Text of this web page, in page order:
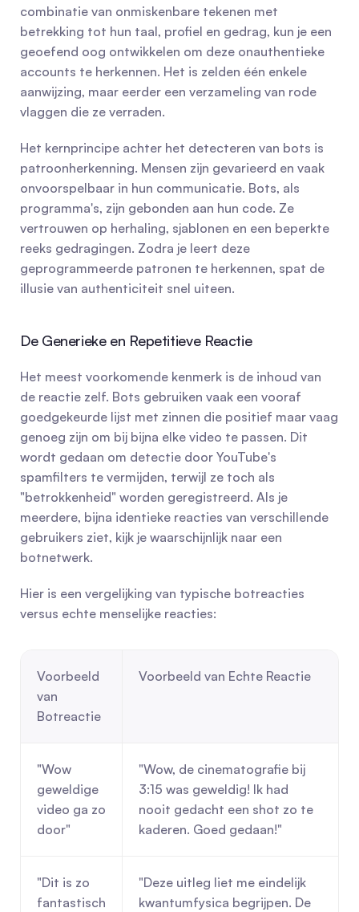
combinatie van onmiskenbare tekenen met
betrekking tot hun taal, profiel en gedrag, kun je een
geoefend oog ontwikkelen om deze onauthentieke
accounts te herkennen. Het is zelden één enkele
aanwijzing, maar eerder een verzameling van rode
vlaggen die ze verraden.
Het kernprincipe achter het detecteren van bots is
patroonherkenning. Mensen zijn gevarieerd en vaak
onvoorspelbaar in hun communicatie. Bots, als
programma's, zijn gebonden aan hun code. Ze
vertrouwen op herhaling, sjablonen en een beperkte
reeks gedragingen. Zodra je leert deze
geprogrammeerde patronen te herkennen, spat de
illusie van authenticiteit snel uiteen.
De Generieke en Repetitieve Reactie
Het meest voorkomende kenmerk is de inhoud van
de reactie zelf. Bots gebruiken vaak een vooraf
goedgekeurde lijst met zinnen die positief maar vaag
genoeg zijn om bij bijna elke video te passen. Dit
wordt gedaan om detectie door YouTube's
spamfilters te vermijden, terwijl ze toch als
"betrokkenheid" worden geregistreerd. Als je
meerdere, bijna identieke reacties van verschillende
gebruikers ziet, kijk je waarschijnlijk naar een
botnetwerk.
Hier is een vergelijking van typische botreacties
versus echte menselijke reacties:
Voorbeeld
van
Botreactie
Voorbeeld van Echte Reactie
"Wow
geweldige
video ga zo
door"
"Wow, de cinematografie bij
3:15 was geweldig! Ik had
nooit gedacht een shot zo te
kaderen. Goed gedaan!"
"Dit is zo
fantastisch
"Deze uitleg liet me eindelijk
kwantumfysica begrijpen. De